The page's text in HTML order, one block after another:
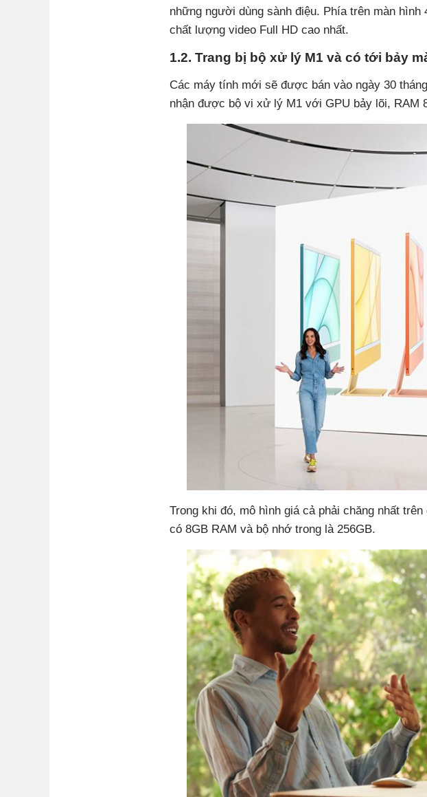
những người dùng sành điệu. Phía trên màn
chất lượng video Full HD cao nhất.
1.2. Trang bị bộ xử lý M1 và có tới bảy
Các máy tính mới sẽ được bán vào ngày 30
nhận được bộ vi xử lý M1 với GPU bảy lõi, RAM
Trong khi đó, mô hình giá cả phải chăng nhất
có 8GB RAM và bộ nhớ trong là 256GB.